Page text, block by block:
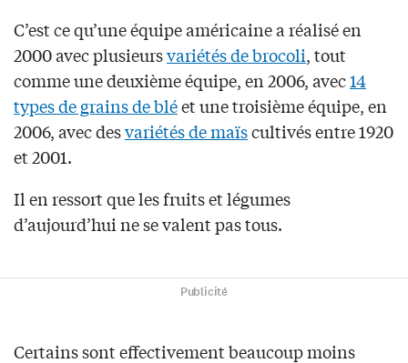
C’est ce qu’une équipe américaine a réalisé en
2000 avec plusieursvariétés de brocoli, tout
comme une deuxième équipe, en 2006, avec14
types de grains de bléet une troisième équipe, en
2006, avec desvariétés de maïscultivés entre 1920
et 2001.
Il en ressort que les fruits et légumes
d’aujourd’hui ne se valent pas tous.
Publicité
Certains sont effectivement beaucoup moins